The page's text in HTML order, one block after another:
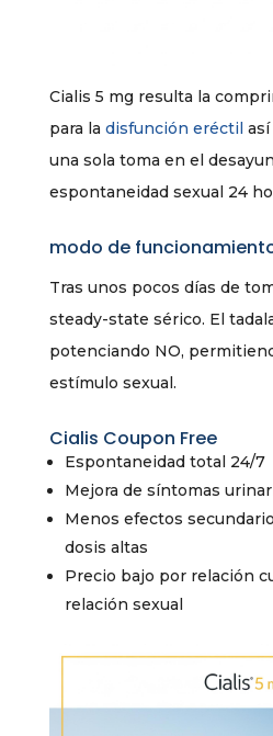
Cialis 5 mg resulta la
para la disfunción eréctil
una sola toma en el
espontaneidad sexual 24
modo de
Tras unos pocos días de
steady-state sérico. El
potenciando NO,
estímulo sexual.
Cialis Coupon Free
Espontaneidad total 24/7
Mejora de síntomas
Menos efectos
dosis altas
Precio bajo por relación
relación sexual